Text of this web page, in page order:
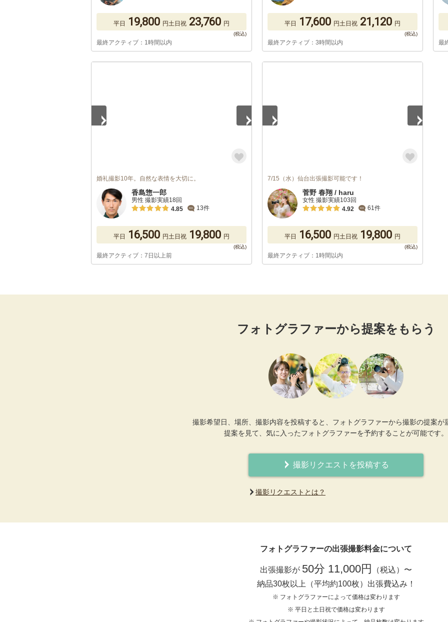
平日 19,800 円土日祝 23,760 円
最終アクティブ：1時間以内
平日 17,600 円土日祝 21,120 円
最終アクティブ：3時間以内 最
婚礼撮影10年。自然な表情を大切に。
香島惣一郎
男性 撮影実績18回
4.85
13件
平日 16,500 円土日祝 19,800 円
最終アクティブ：7日以上前
7/15（水）仙台出張撮影可能です！
菅野 春翔 / haru
女性 撮影実績103回
4.92
61件
平日 16,500 円土日祝 19,800 円
最終アクティブ：1時間以内
フォトグラファーから提案をもらう
撮影希望日、場所、撮影内容を投稿すると、フォトグラファーから撮影の提案が
提案を見て、気に入ったフォトグラファーを予約することが可能です。
撮影リクエストを投稿する
撮影リクエストとは？
フォトグラファーの出張撮影料金について
出張撮影が 50分 11,000円
（税込）〜
納品30枚以上（平均約100枚）出張費込み！
※ フォトグラファーによって価格は変わります
※ 平日と土日祝で価格は変わります